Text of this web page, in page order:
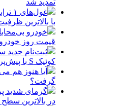
تمدید شد
با بالاترین
خودرو
قیمت روز خودرو
ثبت‌نام جدید
کوئیک S با پیش‌پرداخت ۵۰۰ میلیونی
آیا هنوز هم
گرفت؟
گرمای شدید
در بالاترین